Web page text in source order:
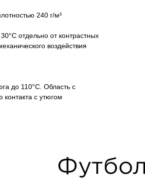
240 г/м³
отдельно от контрастных
воздействия
до 110°C. Область с
контакта с утюгом